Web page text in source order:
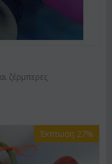
ζέρμπερες
Έκπτωση 27%